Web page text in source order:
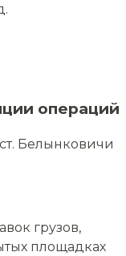
операций
Белынковичи
грузов,
площадках